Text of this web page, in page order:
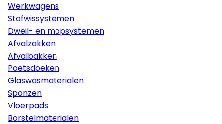
Werkwagens
Stofwissystemen
Dweil- en mopsystemen
Afvalzakken
Afvalbakken
Poetsdoeken
Glaswasmaterialen
Sponzen
Vloerpads
Borstelmaterialen